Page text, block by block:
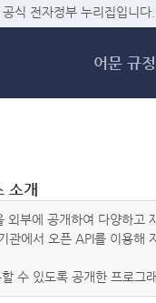
메
식 전자정부 누리집입니다.
어문 규정
소개
부에 공개하여 다양하
관에서 오픈 API를 이용해
수 있도록 공개한 프로그